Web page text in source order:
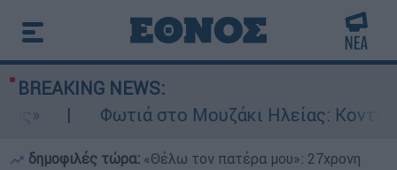
BREAKING NEWS:
Φωτιά στο Μουζάκι Ηλείας: Κοντά στην
δημοφιλές τώρα: «Θέλω τον πατέρα μου»: 27χρονη